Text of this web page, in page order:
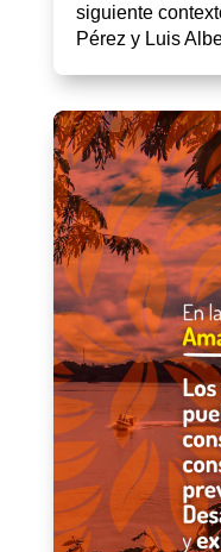
siguiente
Pérez y Luis